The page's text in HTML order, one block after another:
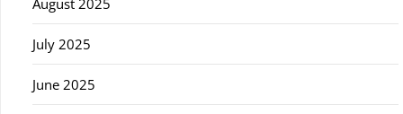
August 2025
July 2025
June 2025